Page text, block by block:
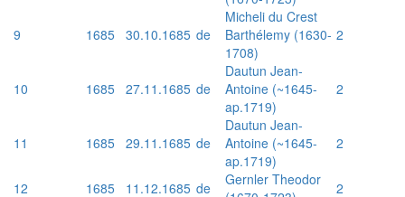
9 1685 30.10.1685 de
Micheli du Crest
Barthélemy (1630-
1708)
2
10 1685 27.11.1685 de
Dautun Jean-
Antoine (~1645-
ap.1719)
2
11 1685 29.11.1685 de
Dautun Jean-
Antoine (~1645-
ap.1719)
2
12 1685 11.12.1685 de
Gernler Theodor
2